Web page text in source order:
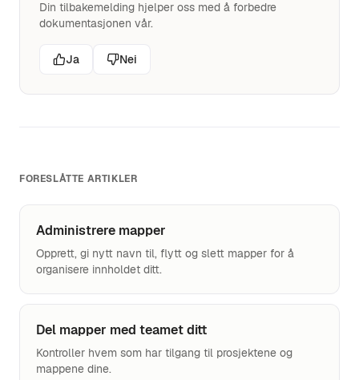
Din tilbakemelding hjelper oss med å forbedre
dokumentasjonen vår.
Ja Nei
FORESLÅTTE ARTIKLER
Administrere mapper
Opprett, gi nytt navn til, flytt og slett mapper for å
organisere innholdet ditt.
Del mapper med teamet ditt
Kontroller hvem som har tilgang til prosjektene og
mappene dine.